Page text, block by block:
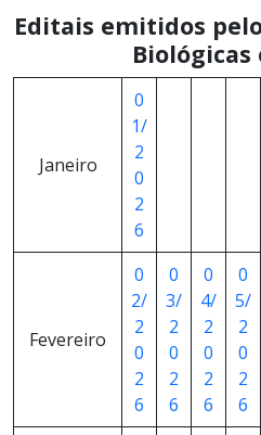
Editais emitidos
Biológicas
Janeiro
0
1/
2
0
2
6
Fevereiro
0
2/
2
0
2
6
0
3/
2
0
2
6
0
4/
2
0
2
6
0
5/
2
0
2
6